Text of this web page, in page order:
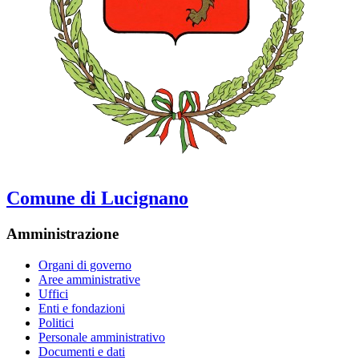
Comune di Lucignano
Amministrazione
Organi di governo
Aree amministrative
Uffici
Enti e fondazioni
Politici
Personale amministrativo
Documenti e dati